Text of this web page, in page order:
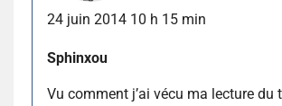
24 juin 2014 10 h 15 min
Sphinxou
Vu comment j’ai vécu ma lecture du